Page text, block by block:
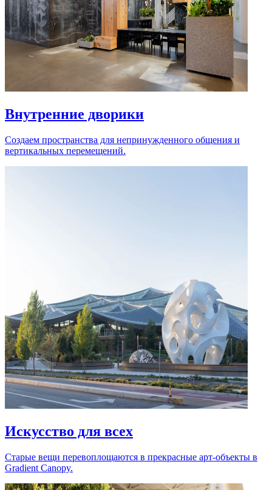
Внутренние дворики
Создаем пространства для непринужденного общения и
вертикальных перемещений.
Искусство для всех
Старые вещи перевоплощаются в прекрасные арт-объекты в
Gradient Canopy.